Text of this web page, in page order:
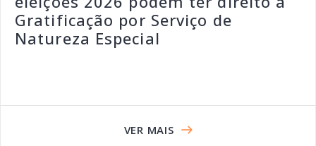
Gratificação por Serviço de
Natureza Especial
VER MAIS